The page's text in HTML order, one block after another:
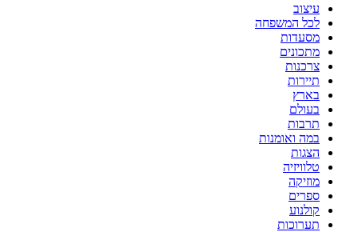
עיצוב
לכל המשפחה
מסעדות
מתכונים
צרכנות
תיירות
בארץ
בעולם
תרבות
במה ואומנות
הצגות
טלוויזיה
מוזיקה
ספרים
קולנוע
תערוכות